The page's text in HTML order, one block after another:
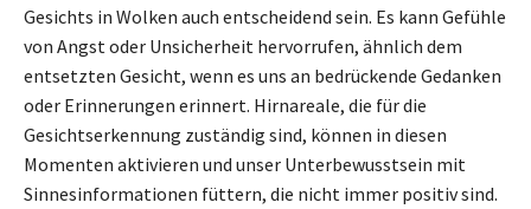
Gesichts in Wolken auch entscheidend sein. Es kann Gefühle
von Angst oder Unsicherheit hervorrufen, ähnlich dem
entsetzten Gesicht, wenn es uns an bedrückende Gedanken
oder Erinnerungen erinnert. Hirnareale, die für die
Gesichtserkennung zuständig sind, können in diesen
Momenten aktivieren und unser Unterbewusstsein mit
Sinnesinformationen füttern, die nicht immer positiv sind.